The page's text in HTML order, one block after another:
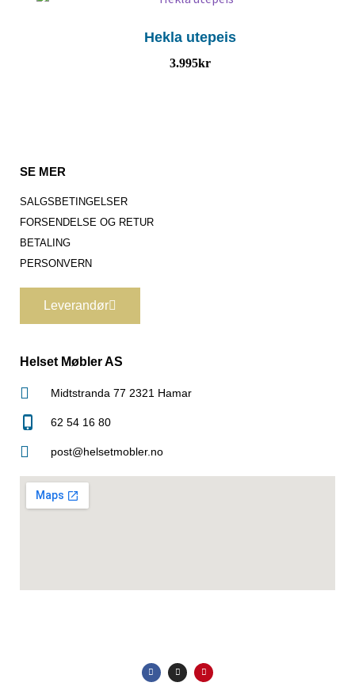
Hekla utepeis
3.995kr
SE MER
SALGSBETINGELSER
FORSENDELSE OG RETUR
BETALING
PERSONVERN
Leverandør
Helset Møbler AS
Midtstranda 77 2321 Hamar
62 54 16 80
post@helsetmobler.no